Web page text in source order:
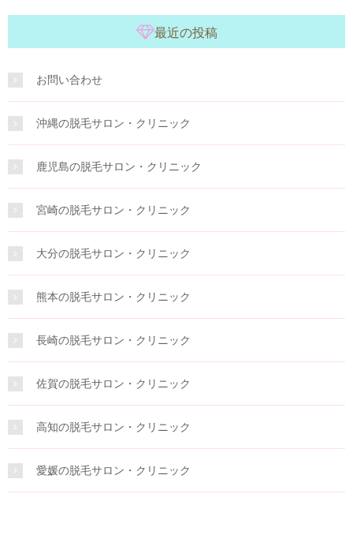
最近の投稿
お問い合わせ
沖縄の脱毛サロン・クリニック
鹿児島の脱毛サロン・クリニック
宮崎の脱毛サロン・クリニック
大分の脱毛サロン・クリニック
熊本の脱毛サロン・クリニック
長崎の脱毛サロン・クリニック
佐賀の脱毛サロン・クリニック
高知の脱毛サロン・クリニック
愛媛の脱毛サロン・クリニック